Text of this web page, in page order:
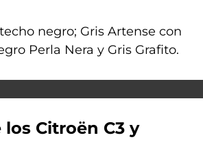
negro; Gris Artense con
Perla Nera y Gris Grafito.
los Citroën C3 y